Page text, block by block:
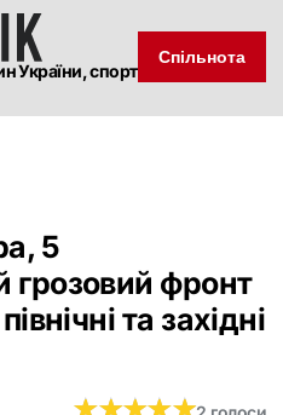
України, спорт
Спільнота
5
грозовий фронт
та західні